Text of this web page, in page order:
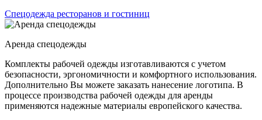
Спецодежда ресторанов и гостиниц
Аренда спецодежды
Комплекты рабочей одежды изготавливаются с учетом
безопасности, эргономичности и комфортного использования.
Дополнительно Вы можете заказать нанесение логотипа. В
процессе производства рабочей одежды для аренды
применяются надежные материалы европейского качества.